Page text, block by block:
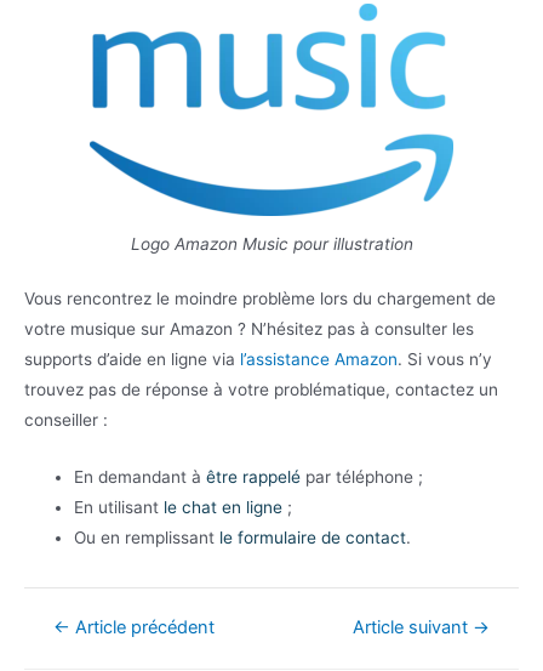
Logo Amazon Music pour illustration
Vous rencontrez le moindre problème lors du chargement de
votre musique sur Amazon ? N’hésitez pas à consulter les
supports d’aide en ligne via l’assistance Amazon. Si vous n’y
trouvez pas de réponse à votre problématique, contactez un
conseiller :
En demandant à être rappelé par téléphone ;
En utilisant le chat en ligne ;
Ou en remplissant le formulaire de contact.
Navigation
← Article précédent Article suivant →